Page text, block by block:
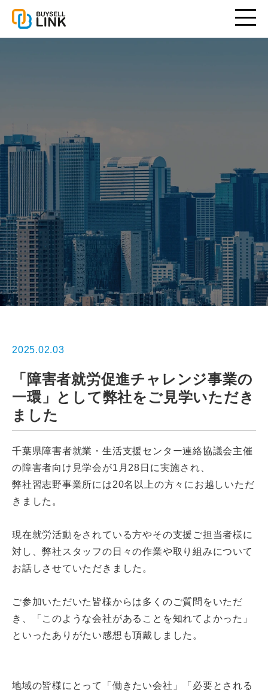
2025.02.03
「障害者就労促進チャレンジ事業の
一環」として弊社をご見学いただき
ました
千葉県障害者就業・生活支援センター連絡協議会主催
の障害者向け見学会が1月28日に実施され、
弊社習志野事業所には20名以上の方々にお越しいただ
きました。
現在就労活動をされている方やその支援ご担当者様に
対し、弊社スタッフの日々の作業や取り組みについて
お話しさせていただきました。
ご参加いただいた皆様からは多くのご質問をいただ
き、「このような会社があることを知れてよかった」
といったありがたい感想も頂戴しました。
地域の皆様にとって「働きたい会社」「必要とされる